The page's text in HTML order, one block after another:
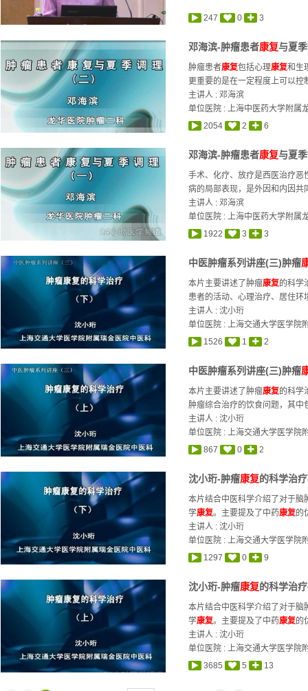
247 0 3
邓海滨-肿瘤患者康复与夏
肿瘤患者康复包括心理康复和生
更重要的是在一定程度上可以控
主讲人 :邓海滨
单位医院 : 上海中医药大学附属
2054
2 6
邓海滨-肿瘤患者康复与夏
手术、化疗、放疗是西医治疗
病的局部表现，是外因和内因共
主讲人 :邓海滨
单位医院 : 上海中医药大学附属
1922
3 3
中医肿瘤系列讲座(三)肿瘤
本片主要讲述了肿瘤康复的科学
患者的活动、心理治疗、居住环
主讲人 :沈小珩
单位医院 : 上海交通大学医学院
1526
1 2
中医肿瘤系列讲座(三)肿瘤
本片主要讲述了肿瘤康复的科学
肿瘤综合治疗的饮食问题，其中
主讲人 :沈小珩
单位医院 : 上海交通大学医学院
867
0 2
沈小珩-肿瘤康复的科学治
本片结合中医科学介绍了对于
学康复。主要提及了中药康复的
主讲人 :沈小珩
单位医院 : 上海交通大学医学院
1297
0 9
沈小珩-肿瘤康复的科学治
本片结合中医科学介绍了对于
学康复。主要提及了中药康复的
主讲人 :沈小珩
单位医院 : 上海交通大学医学院
3685
5 13